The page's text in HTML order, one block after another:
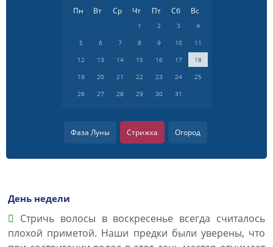
Пн Вт Ср Чт Пт Сб Вс
1 2 3
4
5
6 7 8 9 10
11
12
13 14 15 16 17
18
19
20 21 22 23 24
25
26
27 28 29 30 31
Фаза Луны Стрижка Огород
День недели
Стричь волосы в воскресенье всегда считалось
плохой приметой. Наши предки были уверены, что